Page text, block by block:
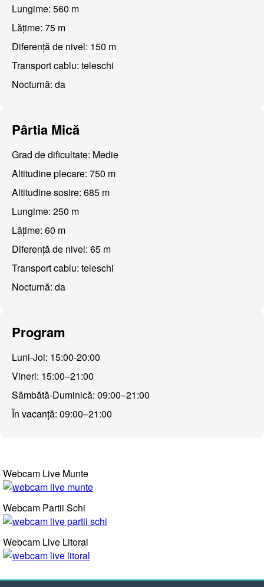
Lungime: 560 m
Lățime: 75 m
Diferență de nivel: 150 m
Transport cablu: teleschi
Nocturnă: da
Pârtia Mică
Grad de dificultate: Medie
Altitudine plecare: 750 m
Altitudine sosire: 685 m
Lungime: 250 m
Lățime: 60 m
Diferență de nivel: 65 m
Transport cablu: teleschi
Nocturnă: da
Program
Luni-Joi: 15:00-20:00
Vineri: 15:00–21:00
Sâmbătă-Duminică: 09:00–21:00
În vacanță: 09:00–21:00
Webcam Live Munte
Webcam Partii Schi
Webcam Live Litoral